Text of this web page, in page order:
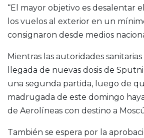
“El mayor objetivo es desalentar
los vuelos al exterior en un
consignaron desde medios
Mientras las autoridades
llegada de nuevas dosis de
una segunda partida, luego de
madrugada de este domingo
de Aerolíneas con destino a
También se espera por la